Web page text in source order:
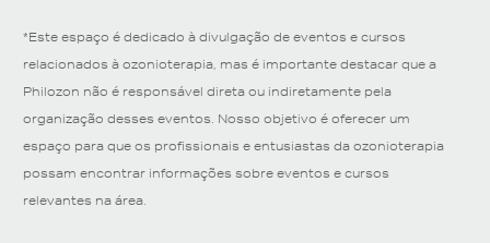
*Este espaço é dedicado à divulgação de eventos e cursos
relacionados à ozonioterapia, mas é importante destacar que a
Philozon não é responsável direta ou indiretamente pela
organização desses eventos. Nosso objetivo é oferecer um
espaço para que os profissionais e entusiastas da ozonioterapia
possam encontrar informações sobre eventos e cursos
relevantes na área.